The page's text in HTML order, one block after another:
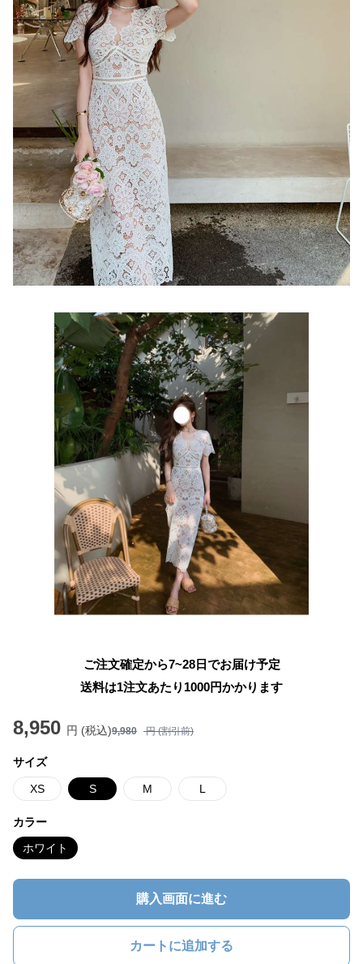
ご注文確定から7~28日でお届け予定
送料は1注文あたり 1000円かかります
8,950 円 (税込)9,980 円 (割引前)
サイズ
XS S M L
カラー
ホワイト
購入画面に進む
カートに追加する